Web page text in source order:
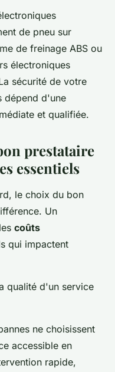
de pneu sur
de freinage ABS ou
électroniques
sécurité de votre
dépend d'une
et qualifiée.
prestataire
essentiels
le choix du bon
Un
coûts
qui impactent
qualité d'un service
ne choisissent
accessible en
rapide,